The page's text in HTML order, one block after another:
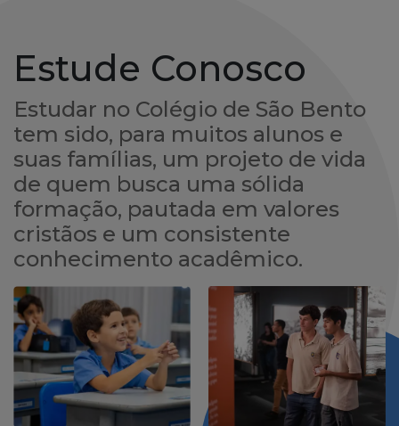
Estude Conosco
Estudar no Colégio de São Bento
tem sido, para muitos alunos e
suas famílias, um projeto de vida
de quem busca uma sólida
formação, pautada em valores
cristãos e um consistente
conhecimento acadêmico.